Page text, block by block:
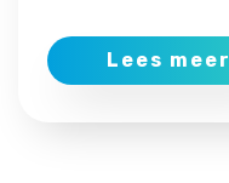
Lees meer